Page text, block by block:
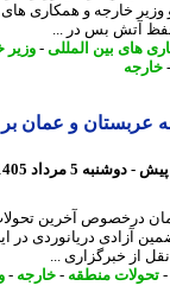
و همکاری های بین
بس در ...
بین المللی-وزیر
و عمان بر
آخرین تحولات
دریانوردی در این
خبرگزاری ...
منطقه-خارجه-